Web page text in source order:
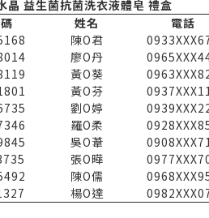
晶 益生菌抗菌洗衣液體皂 禮盒
姓名
電話
陳O君
廖O丹
黃O葵
黃O芬
劉O婷
羅O柔
吳O葦
張O曄
陳O儒
楊O達